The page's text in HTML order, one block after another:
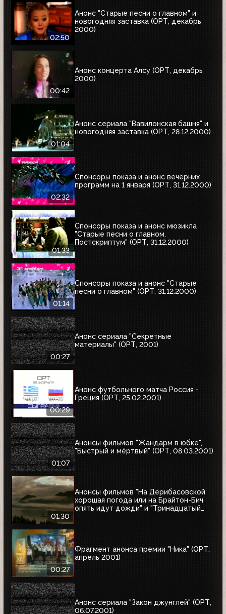
02:50
Анонс "Старые песни о главном" и
новогодняя заставка (ОРТ, декабрь
2000)
00:42
Анонс концерта Алсу (ОРТ, декабрь
2000)
01:04
Анонс сериала "Вавилонская башня" и
новогодняя заставка (ОРТ, 28.12.2000)
02:32
Спонсоры показа и анонс вечерних
программ на 1 января (ОРТ, 31.12.2000)
01:33
Спонсоры показа и анонс мюзикла
"Старые песни о главном.
Постскриптум" (ОРТ, 31.12.2000)
01:14
Спонсоры показа и анонс "Старые
песни о главном" (ОРТ, 31.12.2000)
00:27
Анонс сериала "Секретные
материалы" (ОРТ, 2001)
00:29
Анонс футбольного матча Россия -
Греция (ОРТ, 25.02.2001)
01:07
Анонсы фильмов "Жандарм в юбке",
"Быстрый и мёртвый" (ОРТ, 08.03.2001)
01:30
Анонсы фильмов "На Дерибасовской
хорошая погода или на Брайтон-Бич
опять идут дожди" и "Тринадцатый
00:27
Фрагмент анонса премии "Ника" (ОРТ,
апрель 2001)
Анонс сериала "Закон джунглей" (ОРТ,
06.07.2001)